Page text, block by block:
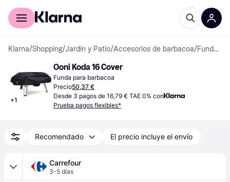
Comprar con Klarna
Klarna/Shopping/Jardín y Patio/Accesorios de barbacoa/ Fundas para barbacoa
+1
Ooni Koda 16 Cover
Funda para barbacoa
Precio50,37 €
Desde 3 pagos de 16,79 € TAE 0% con
Prueba pagos flexibles*
Recomendado El precio incluye el envío
Carrefour
3-5 días